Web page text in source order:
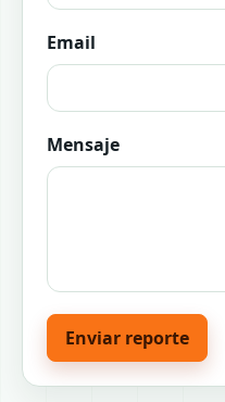
Email
Mensaje
Enviar reporte